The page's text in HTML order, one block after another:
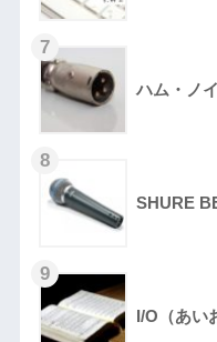
ハム・ノ
SHURE
I/O（あい